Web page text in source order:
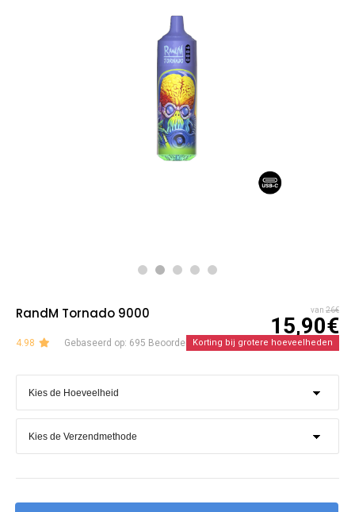
RandM Tornado 9000 van 26€
15,90€
4.98 Gebaseerd op: 695 BeoordelingenKorting bij grotere hoeveelheden